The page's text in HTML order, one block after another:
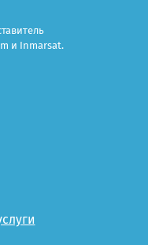
и Inmarsat.